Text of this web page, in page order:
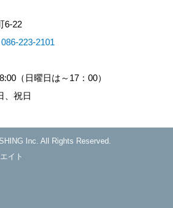
6-22
086-223-2101
（日曜日は～17：00）
、祝日
Inc. All Rights Reserved.
イト